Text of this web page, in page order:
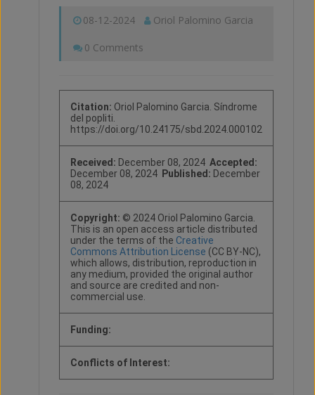
08-12-2024 Oriol Palomino Garcia
0 Comments
Citation: Oriol Palomino Garcia. Síndrome
del popliti.
https://doi.org/10.24175/sbd.2024.000102
Received: December 08, 2024Accepted:
December 08, 2024 Published: December
08, 2024
Copyright: © 2024 Oriol Palomino Garcia.
This is an open access article distributed
under the terms of the Creative
Commons Attribution License (CC BY-NC),
which allows, distribution, reproduction in
any medium, provided the original author
and source are credited and non-
commercial use.
Funding:
Conflicts of Interest: